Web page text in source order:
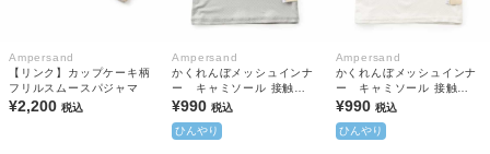
Ampersand
【リンク】カップケーキ柄
フリルスムースパジャマ
¥2,200 税込
Ampersand
かくれんぼメッシュインナ
ー キャミソール 接触冷
感 抗菌防臭
¥990税込
ひんやり
Ampersand
かくれんぼメッシュインナ
ー キャミソール 接触冷
感 抗菌防臭
¥990 税込
ひんやり